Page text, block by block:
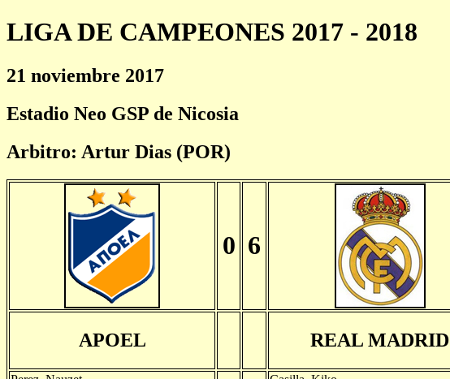
LIGA DE CAMPEONES 2017 - 2018
21 noviembre 2017
Estadio Neo GSP de Nicosia
Arbitro: Artur Dias (POR)
0 6
APOEL REAL MADRID